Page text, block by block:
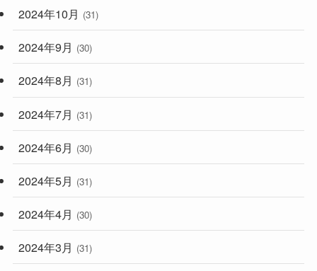
2024年10月 (31)
2024年9月 (30)
2024年8月 (31)
2024年7月 (31)
2024年6月 (30)
2024年5月 (31)
2024年4月 (30)
2024年3月 (31)